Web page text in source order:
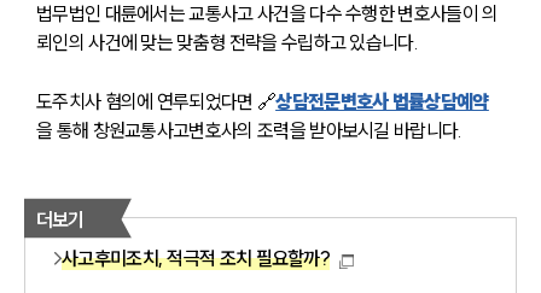
법률상담전문변호사
소식/자료
뉴스레터/브로슈어
세미나
법무법인 대륜에서는 교통사고 사건을 다수 수행한 변호사들이 의
뢰인의 사건에 맞는 맞춤형 전략을 수립하고 있습니다.
도주치사 혐의에 연루되었다면 🔗상담전문변호사 법률상담예약
을 통해 창원교통사고변호사의 조력을 받아보시길 바랍니다.
더보기
사고후미조치, 적극적 조치 필요할까?